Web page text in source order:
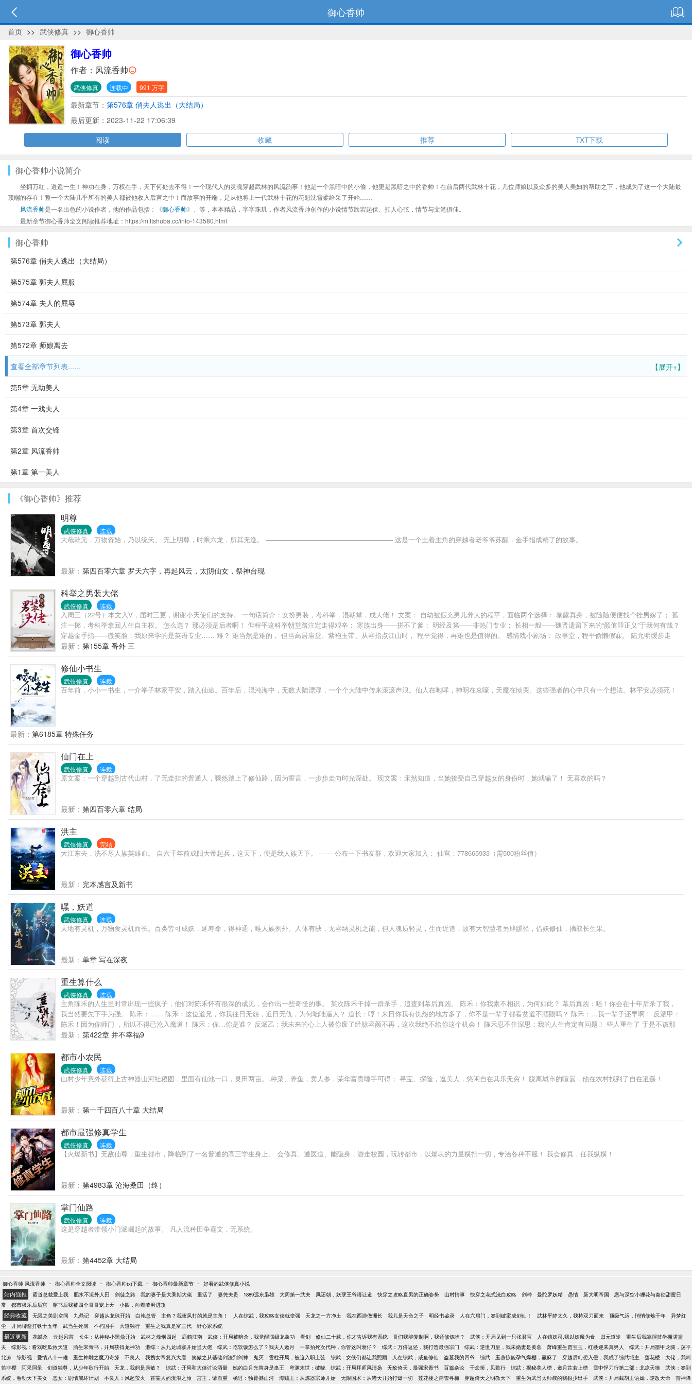
御心香帅
首页 >> 武侠修真 >> 御心香帅
御心香帅
作者： 风流香帅
武侠修真 连载中 991 万字
最新章节： 第576章 俏夫人逃出（大结局）
最后更新：2023-11-22 17:06:39
阅读
收藏 推荐 TXT下载
御心香帅小说简介
坐拥万红，逍遥一生！神功在身，万权在手，天下何处去不得！一个现代人的灵魂穿越武林的风流韵事！他是一个黑暗中的小偷，他更是黑暗之中的香帅！在前后两代武林十花，几位师娘以及众多的美人美妇的帮助之下，他成为了这一个大陆最
顶端的存在！整一个大陆几乎所有的美人都被他收入后宫之中！而故事的开端，是从他将上一代武林十花的花魁沈雪柔给采了开始……
风流香帅是一名出色的小说作者，他的作品包括：《御心香帅》、等，本本精品，字字珠玑，作者风流香帅创作的小说情节跌宕起伏、扣人心弦，情节与文笔俱佳。
最新章节御心香帅全文阅读推荐地址：https://m.ttshuba.cc/info-143580.html
御心香帅
第576章 俏夫人逃出（大结局）
第575章 郭夫人屈服
第574章 夫人的屈辱
第573章 郭夫人
第572章 师娘离去
【展开+】
查看全部章节列表......
第5章 无助美人
第4章 一戏夫人
第3章 首次交锋
第2章 风流香帅
第1章 第一美人
《御心香帅》推荐
明尊
武侠修真 连载
大哉乾元，万物资始，乃以统天。 无上明尊，时乘六龙，所其无逸。 ——————————————————— 这是一个土着主角的穿越者老爷爷苏醒，金手指成精了的故事。
最新： 第四百零六章 罗天六字，再起风云，太阴仙女，祭神台现
科举之男装大佬
武侠修真 连载
入周三（22号）本文入V，届时三更，谢谢小天使们的支持。 一句话简介：女扮男装，考科举，混朝堂，成大佬！ 文案： 自幼被假充男儿养大的程平，面临两个选择： 暴露真身，被随随便便找个挫男嫁了； 孤
注一掷，考科举拿回人生自主权。 怎么选？ 那必须是后者啊！ 但程平这科举朝堂路注定走得艰辛： 寒族出身——拼不了爹； 明经及第——非热门专业； 长相一般——魏晋遗留下来的“颜值即正义”于我何有哉？
穿越金手指——微笑脸：我原来学的是英语专业…… 难？ 难当然是难的， 但当高居庙堂、紫袍玉带、从容指点江山时， 程平觉得，再难也是值得的。 感情戏小剧场： 政事堂，程平偷懒假寐。 陆允明缓步走
来，把大氅给她搭在身上。 程平惊醒：“多谢陆相关心。” 陆允明负手浅笑，“适才程相小睡，某突然想起一句北朝民歌，‘雄兔脚扑朔，雌兔眼迷离’，不知程相听过否？” 程平立刻瞪大眼睛，我堂堂一代权相，怎能
是兔子？尤其不能是母兔子！ ———————— 尔惆怅一把，这个控制不住。 别考据，考完没法吃了。 ———————— 更新时间：每天凌晨1他时间为捉虫 频率：尽量日更，不日更会请假。
———————— 蠢作者接档文预收：《横刀立马是女郎》一个女孩子战沙场、混朝堂、保家卫国顺便谈恋爱的故事。 与本篇算是姊妹篇吧，一文一武，一个出将一个入相，相同的是都走自强不息路线，收一个
呗？O(∩_∩)O 基友们的文，都棒棒哒，求收一下： 同频科举文，温馨有意思：《科举之为夫之道》佳杏——夫妻性转，科举基建。 咸盐小甜饼，现代种田文：《贫僧害羞》软萌纯情美和尚等你来挑逗。 咸盐小
饼干，魅力男主角：《她一见你就笑》有个颜控但脸盲的女朋友是什么体验？她撩完就忘。
最新： 第155章 番外 三
修仙小书生
武侠修真 连载
百年前，小小一书生，一介举子林家平安，踏入仙途。百年后，混沌海中，无数大陆漂浮，一个个大陆中传来滚滚声浪。仙人在咆哮，神明在哀嚎，天魔在恸哭。这些强者的心中只有一个想法。林平安必须死！
最新： 第6185章 特殊任务
仙门在上
武侠修真 连载
原文案：一个穿越到古代山村，了无牵挂的普通人，骤然踏上了修仙路，因为誓言，一步步走向时光深处。 现文案：宋然知道，当她接受自己穿越女的身份时，她就输了！ 无喜欢的吗？
最新： 第四百零六章 结局
洪主
武侠修真 完结
大江东去，洗不尽人族英雄血。 自六千年前成阳大帝起兵，这天下，便是我人族天下。 —— 公布一下书友群，欢迎大家加入： 仙宫：778665933（需500粉丝值）
最新： 完本感言及新书
嘿，妖道
武侠修真 连载
天地有灵机，万物食灵机而长。百类皆可成妖，延寿命，得神通，唯人族例外。人体有缺，无容纳灵机之能，但人魂质轻灵，生而近道，故有大智慧者另辟蹊径，借妖修仙，摘取长生果。
最新： 单章 写在深夜
重生算什么
武侠修真 连载
主角陈禾的人生里时常出现一些疯子，他们对陈禾怀有很深的成见，会作出一些奇怪的事。 某次陈禾干掉一群杀手，追查到幕后真凶。 陈禾：你我素不相识，为何如此？ 幕后真凶：呸！你会在十年后杀了我，
我当然要先下手为强。 陈禾：…… 陈禾：这位道兄，你我往日无怨，近日无仇，为何咄咄逼人？ 道长：哼！来日你我有仇怨的地方多了，你不是一辈子都看贫道不顺眼吗？ 陈禾：…我一辈子还早啊！ 反派甲：
陈禾！因为你师门 ，所以不得已沦入魔道！ 陈禾：你…你是谁？ 反派乙：我未来的心上人被你废了经脉容颜不再，这次我绝不给你这个机会！ 陈禾忍不住深思：我的人生肯定有问题！ 些人重生了 于是不该那
么早拜师的主角拜师了，不该那么早意气风发的主角他…霸气了。 这是一个重生者不会成功，反而把本该命途多舛的主角推上巅峰赢家的狗血故事。
最新： 第422章 并不幸福9
都市小农民
武侠修真 连载
山村少年意外获得上古神器山河社稷图，里面有仙池一口，灵田两亩。 种菜、养鱼，卖人参，荣华富贵唾手可得； 寻宝、探险，逗美人，悠闲自在其乐无穷！ 脱离城市的喧嚣，他在农村找到了自在逍遥！
最新： 第一千四百八十章 大结局
都市最强修真学生
武侠修真 连载
【火爆新书】无敌仙尊，重生都市，降临到了一名普通的高三学生身上。 会修真、通医道、能隐身，游走校园，玩转都市，以爆表的力量横扫一切，专治各种不服！ 我会修真，任我纵横！
最新： 第4983章 沧海桑田（终）
掌门仙路
武侠修真 连载
这是穿越者带领小门派崛起的故事。 凡人流种田争霸文，无系统。
最新： 第4452章 大结局
御心香帅 风流香帅 - 御心香帅全文阅读 - 御心香帅txt下载 - 御心香帅最新章节 - 好看的武侠修真小说
站内强推 霸道总裁爱上我 肥水不流外人田 剑徒之路 我的妻子是大乘期大佬 重活了 妻凭夫贵 1889远东枭雄 大周第一武夫 凤还朝，妖孽王爷请让道 快穿之攻略直男的正确姿势 山村情事 快穿之花式洗白攻略 剑种 曼陀罗妖精 愚情 新大明帝国
恋与深空小狸花与秦彻甜蜜日
常
都市极乐后后宫 穿书后我被四个哥哥宠上天 小四，向着渣男进攻
经典收藏 无限之美剧空间 九鼎记 穿越从龙珠开始 白袍总管 主角？我夜风打的就是主角！ 人在综武，我攻略女侠就变强 天龙之一方净土 我在西游做洲长 我儿是天命之子 明经书鉴录 人在六扇门，签到破案成剑仙！ 武林平静太久，我持双刀而来 顶级气运，悄悄修炼千年
异梦红
尘
开局聊斋打铁十五年 武当生死簿 不朽国手 大道独行 重生之我真是富三代 野心家系统
最近更新 花蝶杀 云起风雷 长生：从神秘小黑鼎开始 武林之烽烟四起 鹿鹤江南 武侠：开局被暗杀，我觉醒满级龙象功 看剑 修仙二十载，你才告诉我有系统 哥们我能复制啊，我还修炼啥？ 武侠：开局见到一只张君宝 人在镇妖司,我以妖魔为食 归元道途
重生后我靠演技坐拥满堂
夫
综影视：看戏吃瓜救天道 胎生宋青书，开局获得龙神功 港综：从九龙城寨开始当大佬 综武：吃软饭怎么了？我夫人邀月 一掌拍死次代种，你管这叫衰仔？ 综武：万倍返还，我打造最强宗门 综武：逆世刀皇，我未婚妻是黄蓉 萧峰重生贾宝玉，红楼迎来真男人
综武：开局墨甲龙骑，荡平
北凉
综影视：爱情八十一难 重生神雕之魔刀奇缘 不良人：我携女帝复兴大唐 笑傲之从基础剑法到剑神 鬼灭：雪柱开局，被迫入职上弦 综武：女侠们都让我照顾 人在综武，咸鱼修仙 盗墓我的四爷 综武：玉燕惊鲵孕气爆棚，赢麻了 穿越后幻想入侵，我成了综武域主
莲花楼：大佬，我叫
笛非樱
阿呆阿呆 剑道独尊，从少年歌行开始 天龙，我妈是康敏？ 综武：开局和大侠讨论酒量 她的白月光替身是蛊王 穹渊末世：破晓 综武：开局拜师风清扬 无敌倚天，最强宋青书 百篇杂论 千念策，凤歌行 综武：揭秘美人榜，邀月芷若上榜 雪中悍刀行第二部：北凉天狼
武侠：签到
系统，卷动天下美女
恶女：剧情崩坏计划 不良人：风起萤火 霍某人的流浪之旅 宫主，请自重 杨过：独臂撼山河 海贼王：从炼器宗师开始 无限国术：从诸天开始打爆一切 莲花楼之踏雪寻梅 穿越倚天之明教天下 重生为武当太师叔的我很少出手 武侠：开局截胡王语嫣，逆改天命 雷神降